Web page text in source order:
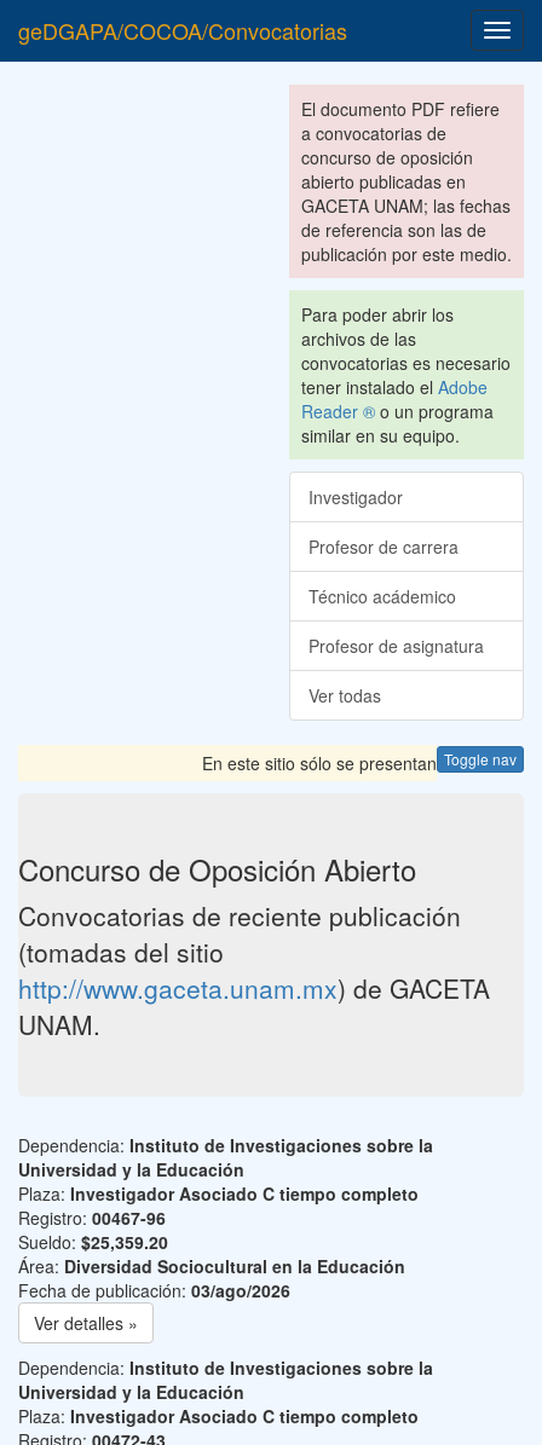
geDGAPA/COCOA/Convocatorias
El documento PDF refiere
a convocatorias de
concurso de oposición
abierto publicadas en
GACETA UNAM; las fechas
de referencia son las de
publicación por este medio.
Para poder abrir los
archivos de las
convocatorias es necesario
tener instalado el Adobe
Reader ® o un programa
similar en su equipo.
Investigador
Profesor de carrera
Técnico acádemico
Profesor de asignatura
Ver todas
Toggle nav
En este sitio sólo se presentan las
Concurso de Oposición Abierto
Convocatorias de reciente publicación
(tomadas del sitio
http://www.gaceta.unam.mx) de GACETA
UNAM.
Dependencia: Instituto de Investigaciones sobre la
Universidad y la Educación
Plaza: Investigador Asociado C tiempo completo
Registro: 00467-96
Sueldo: $25,359.20
Área: Diversidad Sociocultural en la Educación
Fecha de publicación: 03/ago/2026
Ver detalles »
Dependencia: Instituto de Investigaciones sobre la
Universidad y la Educación
Plaza: Investigador Asociado C tiempo completo
Registro: 00472-43